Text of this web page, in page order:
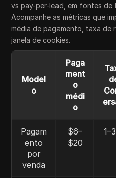
vs pay-per-lead, em fontes de
Acompanhe as métricas que
média de pagamento, taxa de
janela de cookies.
Model
o
Paga
ment
o
médi
o
Pagam
ento
por
venda
$6–
$20